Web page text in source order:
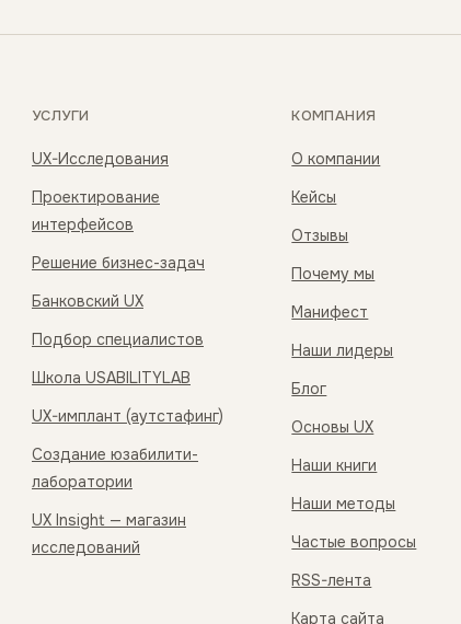
УСЛУГИ
UX-Исследования
Проектирование
интерфейсов
Решение бизнес-задач
Банковский UX
Подбор специалистов
Школа USABILITYLAB
UX-имплант (аутстафинг)
Создание юзабилити-
лаборатории
UX Insight — магазин
исследований
КОМПАНИЯ
О компании
Кейсы
Отзывы
Почему мы
Манифест
Наши лидеры
Блог
Основы UX
Наши книги
Наши методы
Частые вопросы
RSS-лента
Карта сайта